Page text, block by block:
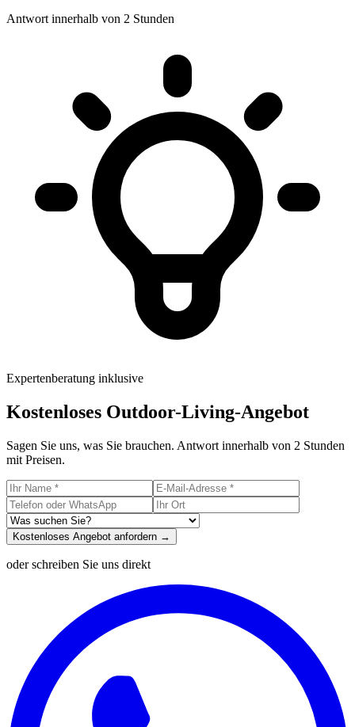
Antwort innerhalb von 2 Stunden
Expertenberatung inklusive
Kostenloses Outdoor-Living-Angebot
Sagen Sie uns, was Sie brauchen. Antwort innerhalb von 2 Stunden
mit Preisen.
Kostenloses Angebot anfordern →
oder schreiben Sie uns direkt